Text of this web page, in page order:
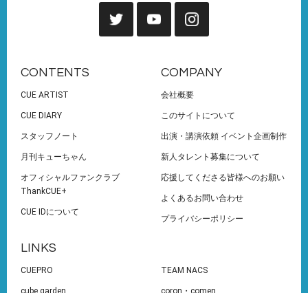
CONTENTS
CUE ARTIST
CUE DIARY
スタッフノート
月刊キューちゃん
オフィシャルファンクラブ
ThankCUE+
CUE IDについて
COMPANY
会社概要
このサイトについて
出演・講演依頼 イベント企画制作
新人タレント募集について
応援してくださる皆様へのお願い
よくあるお問い合わせ
プライバシーポリシー
LINKS
CUEPRO TEAM NACS
cube garden coron・comen